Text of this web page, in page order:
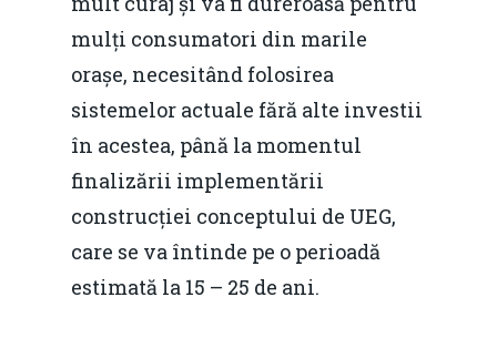
mulți consumatori din marile
orașe, necesitând folosirea
sistemelor actuale fără alte investii
în acestea, până la momentul
finalizării implementării
construcției conceptului de UEG,
care se va întinde pe o perioadă
estimată la 15 – 25 de ani.